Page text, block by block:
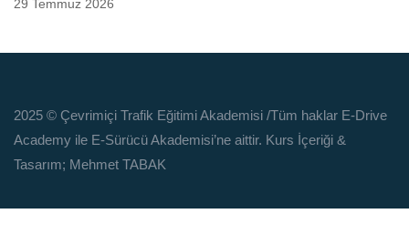
29 Temmuz 2026
2025 © Çevrimiçi Trafik Eğitimi Akademisi /Tüm haklar E-Drive
Academy ile E-Sürücü Akademisi’ne aittir. Kurs İçeriği &
Tasarım; Mehmet TABAK